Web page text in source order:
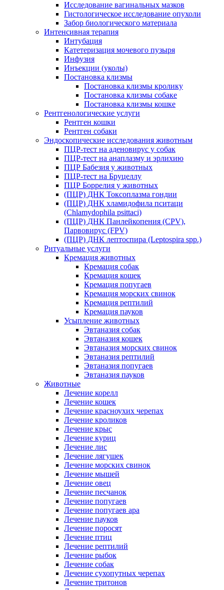
Исследование вагинальных мазков
Гистологическое исследование опухоли
Забор биологического материала
Интенсивная терапия
Интубация
Катетеризация мочевого пузыря
Инфузия
Инъекции (уколы)
Постановка клизмы
Постановка клизмы кролику
Постановка клизмы собаке
Постановка клизмы кошке
Рентгенологические услуги
Рентген кошки
Рентген собаки
Эндоскопические исследования животным
ПЦР-тест на аденовирус у собак
ПЦР-тест на анаплазму и эрлихию
ПЦР Бабезия у животных
ПЦР-тест на Бруцеллу
ПЦР Боррелия у животных
(ПЦР) ДНК Токсоплазма гондии
(ПЦР) ДНК хламидофила пситаци
(Chlamydophila psittaci)
(ПЦР) ДНК Панлейкопения (CPV),
Парвовирус (FPV)
(ПЦР) ДНК лептоспира (Leptospira spp.)
Ритуальные услуги
Кремация животных
Кремация собак
Кремация кошек
Кремация попугаев
Кремация морских свинок
Кремация рептилий
Кремация пауков
Усыпление животных
Эвтаназия собак
Эвтаназия кошек
Эвтаназия морских свинок
Эвтаназия рептилий
Эвтаназия попугаев
Эвтаназия пауков
Животные
Лечение корелл
Лечение кошек
Лечение красноухих черепах
Лечение кроликов
Лечение крыс
Лечение куриц
Лечение лис
Лечение лягушек
Лечение морских свинок
Лечение мышей
Лечение овец
Лечение песчанок
Лечение попугаев
Лечение попугаев ара
Лечение пауков
Лечение поросят
Лечение птиц
Лечение рептилий
Лечение рыбок
Лечение собак
Лечение сухопутных черепах
Лечение тритонов